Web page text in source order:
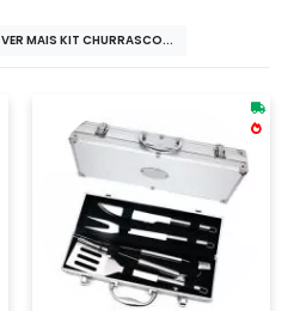
VER MAIS KIT CHURRASCO...